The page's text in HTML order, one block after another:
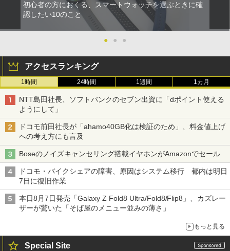
初心者の方におくる、スマートウォッチを選ぶときに確
認したい10のこと
● ● ●
アクセスランキング
1時間 24時間 1週間 1カ月
NTT島田社長、ソフトバンクのセブン出資に「dポイント使える
ようにして」
ドコモ前田社長が「ahamo40GB化は検証のため」、料金値上げ
への考え方にも言及
Boseのノイズキャンセリング搭載イヤホンがAmazonでセール
ドコモ・バイクシェアの障害、原因はシステム移行 都内は明日
7日に復旧作業
本日8月7日発売「Galaxy Z Fold8 Ultra/Fold8/Flip8」、カズレー
ザーが驚いた「そば屋のメニュー並みの薄さ」
もっと見る
Special Site